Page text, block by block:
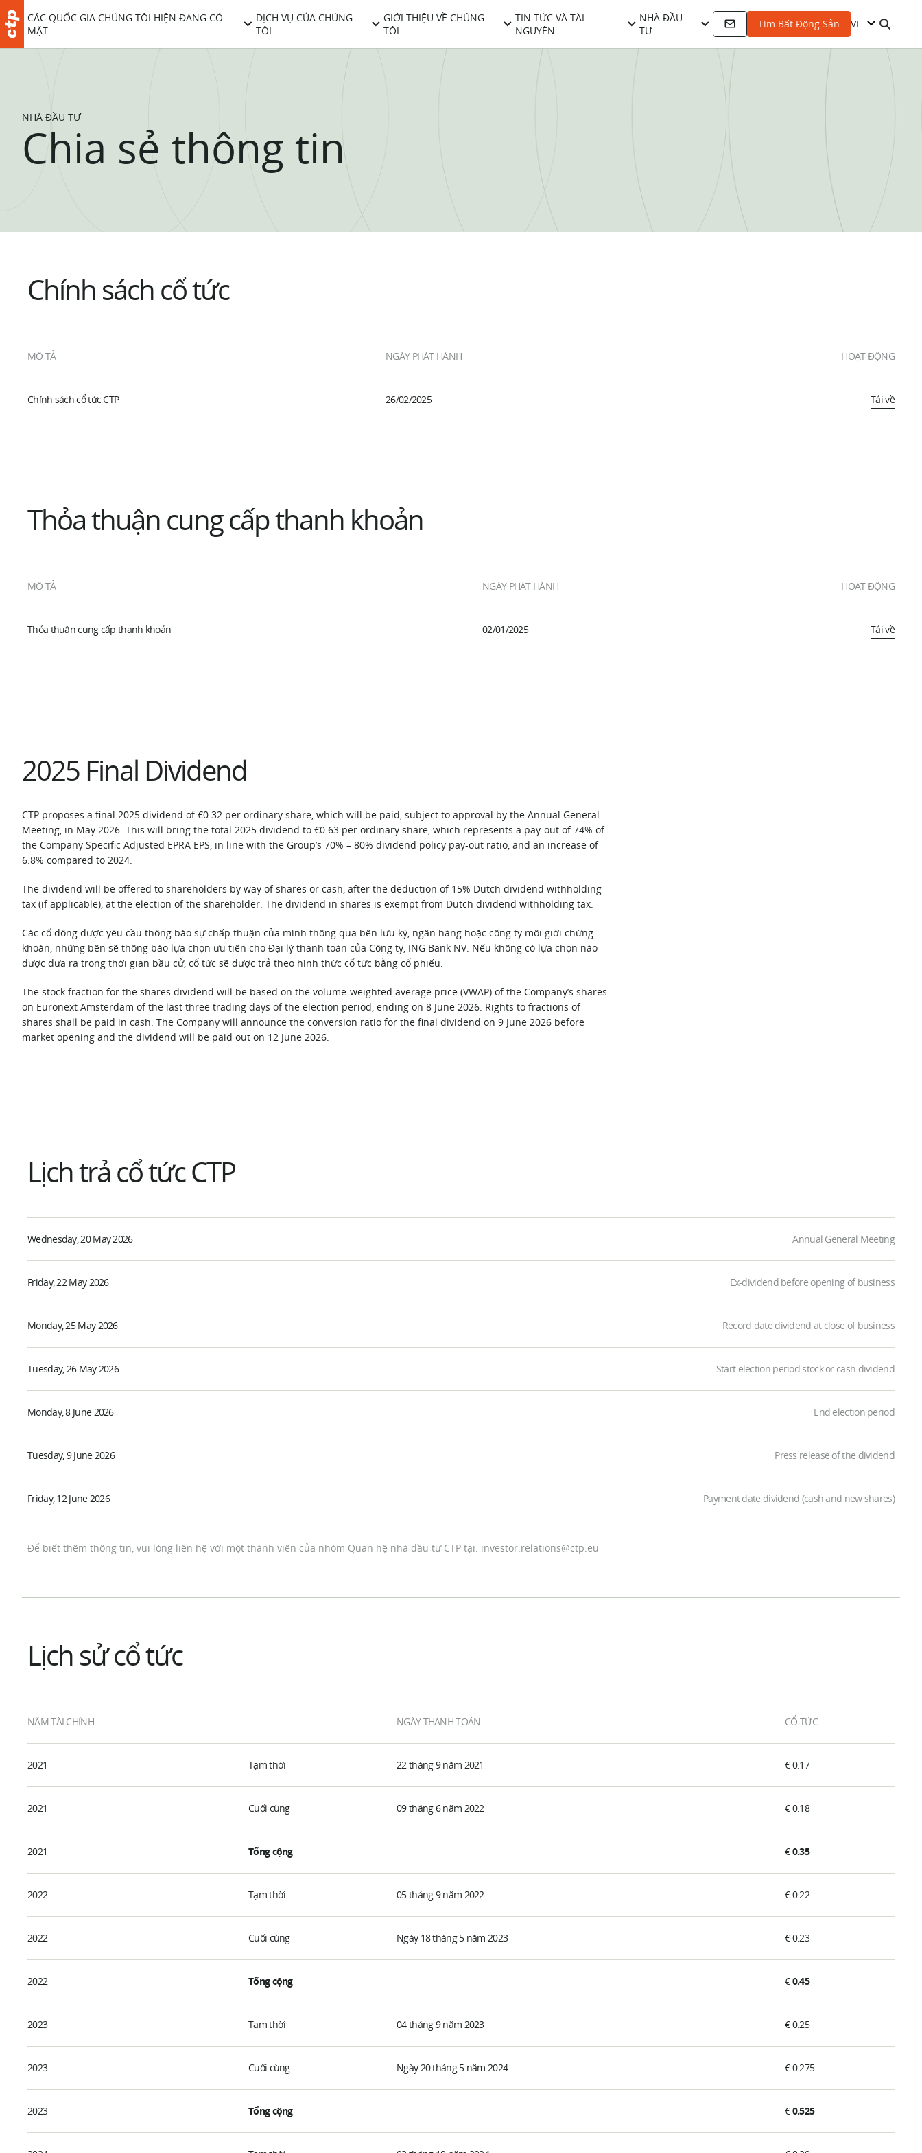
CÁC QUỐC GIA CHÚNG TÔI HIỆN ĐANG CÓ
MẶT
DỊCH VỤ CỦA CHÚNG
TÔI
GIỚI THIỆU VỀ CHÚNG
TÔI
TIN TỨC VÀ TÀI
NGUYÊN
NHÀ ĐẦU
TƯ
Tìm Bất Động Sản VI
NHÀ ĐẦU TƯ
Chia sẻ thông tin
Chính sách cổ tức
MÔ TẢ NGÀY PHÁT HÀNH HOẠT ĐỘNG
Chính sách cổ tức CTP 26/02/2025 Tải về
Thỏa thuận cung cấp thanh khoản
MÔ TẢ NGÀY PHÁT HÀNH HOẠT ĐỘNG
Thỏa thuận cung cấp thanh khoản 02/01/2025 Tải về
2025 Final Dividend
CTP proposes a final 2025 dividend of €0.32 per ordinary share, which will be paid, subject to approval by the Annual General
Meeting, in May 2026. This will bring the total 2025 dividend to €0.63 per ordinary share, which represents a pay-out of 74% of
the Company Specific Adjusted EPRA EPS, in line with the Group’s 70% – 80% dividend policy pay-out ratio, and an increase of
6.8% compared to 2024.
The dividend will be offered to shareholders by way of shares or cash, after the deduction of 15% Dutch dividend withholding
tax (if applicable), at the election of the shareholder. The dividend in shares is exempt from Dutch dividend withholding tax.
Các cổ đông được yêu cầu thông báo sự chấp thuận của mình thông qua bên lưu ký, ngân hàng hoặc công ty môi giới chứng
khoán, những bên sẽ thông báo lựa chọn ưu tiên cho Đại lý thanh toán của Công ty, ING Bank NV. Nếu không có lựa chọn nào
được đưa ra trong thời gian bầu cử, cổ tức sẽ được trả theo hình thức cổ tức bằng cổ phiếu.
The stock fraction for the shares dividend will be based on the volume-weighted average price (VWAP) of the Company’s shares
on Euronext Amsterdam of the last three trading days of the election period, ending on 8 June 2026. Rights to fractions of
shares shall be paid in cash. The Company will announce the conversion ratio for the final dividend on 9 June 2026 before
market opening and the dividend will be paid out on 12 June 2026.
Lịch trả cổ tức CTP
Wednesday, 20 May 2026 Annual General Meeting
Friday, 22 May 2026 Ex-dividend before opening of business
Monday, 25 May 2026 Record date dividend at close of business
Tuesday, 26 May 2026 Start election period stock or cash dividend
Monday, 8 June 2026 End election period
Tuesday, 9 June 2026 Press release of the dividend
Friday, 12 June 2026 Payment date dividend (cash and new shares)
Để biết thêm thông tin, vui lòng liên hệ với một thành viên của nhóm Quan hệ nhà đầu tư CTP tại: investor.relations@ctp.eu
Lịch sử cổ tức
NĂM TÀI CHÍNH NGÀY THANH TOÁN CỔ TỨC
2021 Tạm thời 22 tháng 9 năm 2021 € 0.17
2021 Cuối cùng 09 tháng 6 năm 2022 € 0.18
2021 Tổng cộng €0.35
2022 Tạm thời 05 tháng 9 năm 2022 € 0.22
2022 Cuối cùng Ngày 18 tháng 5 năm 2023 € 0.23
2022 Tổng cộng €0.45
2023 Tạm thời 04 tháng 9 năm 2023 € 0.25
2023 Cuối cùng Ngày 20 tháng 5 năm 2024 € 0.275
2023 Tổng cộng €0.525